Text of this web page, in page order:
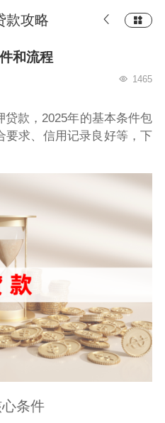
款攻略
和流程
1465
款，2025年的基本条件包
要求、信用记录良好等，下
条件